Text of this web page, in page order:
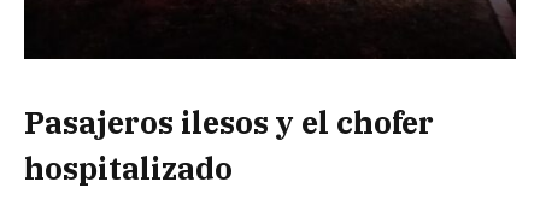
Pasajeros ilesos y el chofer
hospitalizado